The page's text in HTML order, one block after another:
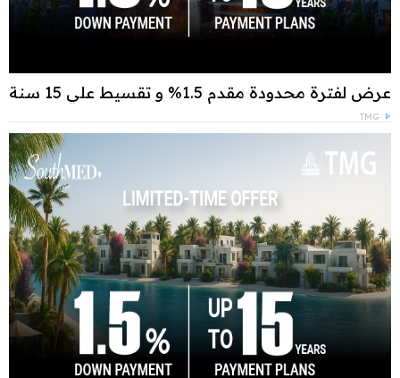
عرض لفترة محدودة مقدم 1.5% و تقسيط علي 15 سنة
TMG